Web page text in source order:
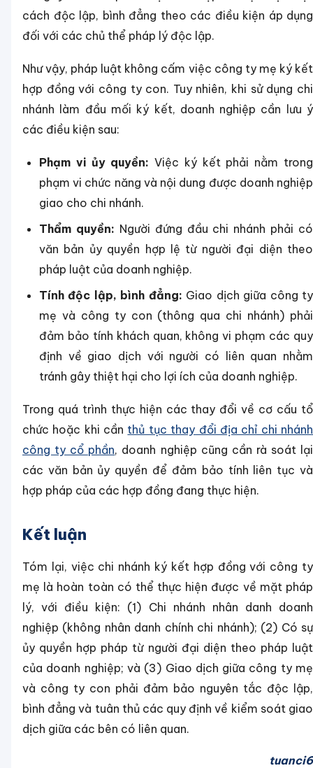
cách độc lập, bình đẳng theo các điều kiện áp dụng
đối với các chủ thể pháp lý độc lập.
Như vậy, pháp luật không cấm việc công ty mẹ ký kết
hợp đồng với công ty con. Tuy nhiên, khi sử dụng chi
nhánh làm đầu mối ký kết, doanh nghiệp cần lưu ý
các điều kiện sau:
Phạm vi ủy quyền: Việc ký kết phải nằm trong
phạm vi chức năng và nội dung được doanh nghiệp
giao cho chi nhánh.
Thẩm quyền: Người đứng đầu chi nhánh phải có
văn bản ủy quyền hợp lệ từ người đại diện theo
pháp luật của doanh nghiệp.
Tính độc lập, bình đẳng: Giao dịch giữa công ty
mẹ và công ty con (thông qua chi nhánh) phải
đảm bảo tính khách quan, không vi phạm các quy
định về giao dịch với người có liên quan nhằm
tránh gây thiệt hại cho lợi ích của doanh nghiệp.
Trong quá trình thực hiện các thay đổi về cơ cấu tổ
chức hoặc khi cần thủ tục thay đổi địa chỉ chi nhánh
công ty cổ phần, doanh nghiệp cũng cần rà soát lại
các văn bản ủy quyền để đảm bảo tính liên tục và
hợp pháp của các hợp đồng đang thực hiện.
Kết luận
Tóm lại, việc chi nhánh ký kết hợp đồng với công ty
mẹ là hoàn toàn có thể thực hiện được về mặt pháp
lý, với điều kiện: (1) Chi nhánh nhân danh doanh
nghiệp (không nhân danh chính chi nhánh); (2) Có sự
ủy quyền hợp pháp từ người đại diện theo pháp luật
của doanh nghiệp; và (3) Giao dịch giữa công ty mẹ
và công ty con phải đảm bảo nguyên tắc độc lập,
bình đẳng và tuân thủ các quy định về kiểm soát giao
dịch giữa các bên có liên quan.
tuanci6